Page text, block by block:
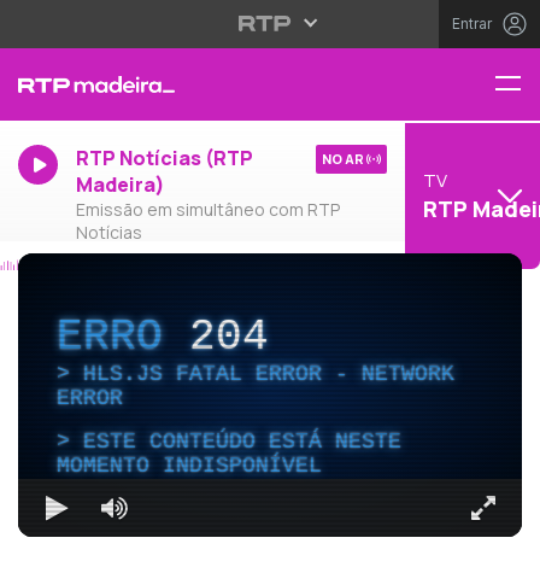
Entrar
RTP Notícias (RTP
Madeira)
Emissão em simultâneo com RTP
Notícias
NO AR
TV
RTP
ERRO204
HLS.JS FATAL ERROR - NETWORK
ERROR
ESTE CONTEÚDO ESTÁ NESTE
MOMENTO INDISPONÍVEL